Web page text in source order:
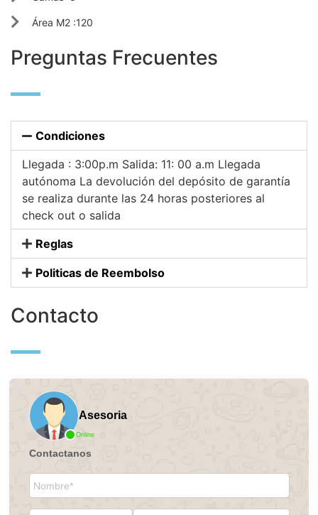
Área M2 :120
Preguntas Frecuentes
Condiciones
Llegada : 3:00p.m Salida: 11: 00 a.m Llegada
autónoma La devolución del depósito de garantía
se realiza durante las 24 horas posteriores al
check out o salida
Reglas
Politicas de Reembolso
Contacto
Online
Asesoria
Contactanos